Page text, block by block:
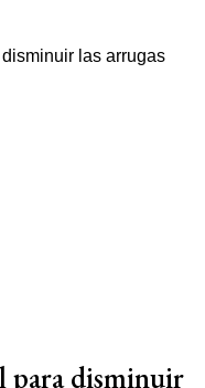
para disminuir